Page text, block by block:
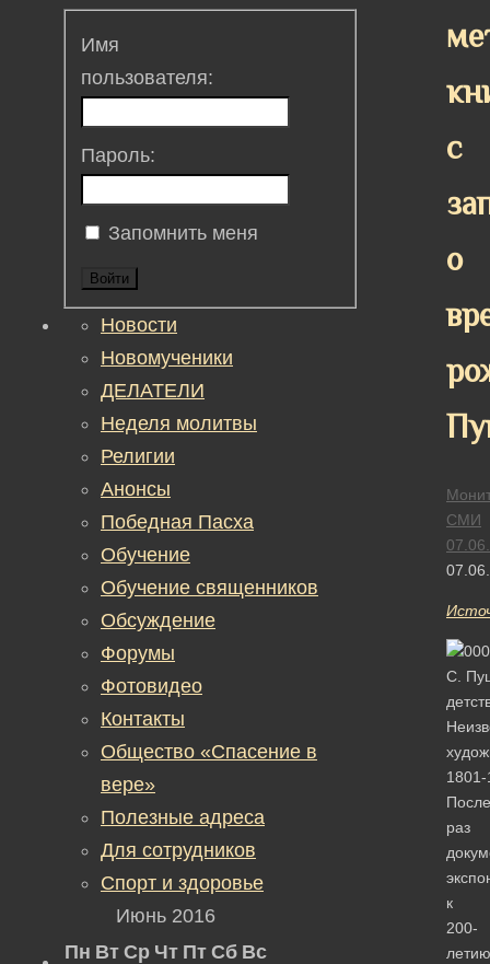
с
о
СМИ
раз
к
200-
летию
Имя
пользователя:
Пароль:
Запомнить меня
Войти
Новости
Новомученики
ДЕЛАТЕЛИ
Неделя молитвы
Религии
Анонсы
Победная Пасха
Обучение
Обучение священников
Обсуждение
Форумы
Фотовидео
Контакты
Общество «Спасение в
вере»
Полезные адреса
Для сотрудников
Спорт и здоровье
Июнь 2016
Пн Вт Ср Чт Пт Сб Вс